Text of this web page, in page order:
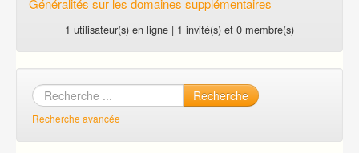
Généralités sur les domaines supplémentaires
1 utilisateur(s) en ligne | 1 invité(s) et 0 membre(s)
Recherche
Recherche avancée